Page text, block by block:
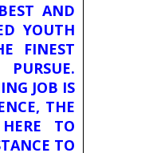
AND
YOUTH
FINEST
JOB IS
THE
TO
TO